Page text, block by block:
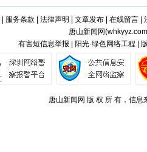
服务条款 法律声明 文章发布| 在线留言|
唐山新闻网(whkyyz.com
有害短信息举报 | 阳光·绿色网络工程 |
唐山新闻网 版 权 所 有，信